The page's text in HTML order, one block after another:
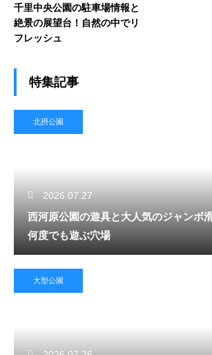
千里中央公園の駐車場情報と
絶景の展望台！自然の中でリ
フレッシュ
特集記事
北摂公園
2026.07.27
西河原公園の遊具と大人気のジャンボ
何度でも遊ぶ穴場
大型公園